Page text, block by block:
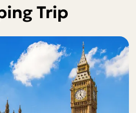
Trip